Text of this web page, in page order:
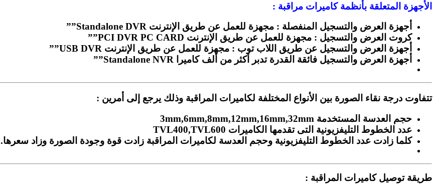
الأجهزة المتعلقة بأنظمة كاميرات مراقبة :
أجهزة العرض والتسجيل المنفصلة : مجهزة للعمل عن طريق الإنترنت Standalone DVR””
كروت العرض والتسجيل : مجهزة للعمل عن طريق الإنترنت PCI DVR PC CARD””
أجهزة العرض والتسجيل عن طريق اللاب توب : مجهزة للعمل عن طريق الإنترنت USB DVR””
أجهزة العرض والتسجيل فائقة القدرة تدبر أكثر من ألف كاميرا Standalone NVR””
تتفاوت درجة نقاء الصورة بين الأنواع المختلفة لكاميرات المراقبة وذلك يرجع إلى أمرين :
حجم العدسة المستخدمة 3mm,6mm,8mm,12mm,16mm,32mm
عدد الخطوط التليفزيونية التى تقدمها الكاميرات TVL400,TVL600
كلما زادت عدد الخطوط التليفزيونية وحجم العدسة لكاميرات المراقبة زادت قوة وجودة الصورة وزاد سعرها.
طريقة توصيل كاميرات المراقبة :